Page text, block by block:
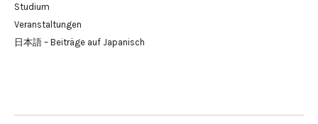
Studium
Veranstaltungen
日本語 – Beiträge auf Japanisch